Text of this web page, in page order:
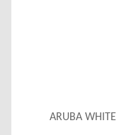
ARUBA WHITE